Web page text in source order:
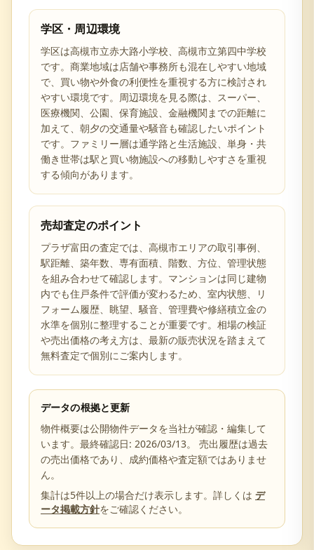
学区・周辺環境
学区は高槻市立赤大路小学校、高槻市立第四中学校
です。商業地域は店舗や事務所も混在しやすい地域
で、買い物や外食の利便性を重視する方に検討され
やすい環境です。周辺環境を見る際は、スーパー、
医療機関、公園、保育施設、金融機関までの距離に
加えて、朝夕の交通量や騒音も確認したいポイント
です。ファミリー層は通学路と生活施設、単身・共
働き世帯は駅と買い物施設への移動しやすさを重視
する傾向があります。
売却査定のポイント
プラザ富田の査定では、高槻市エリアの取引事例、
駅距離、築年数、専有面積、階数、方位、管理状態
を組み合わせて確認します。マンションは同じ建物
内でも住戸条件で評価が変わるため、室内状態、リ
フォーム履歴、眺望、騒音、管理費や修繕積立金の
水準を個別に整理することが重要です。相場の検証
や売出価格の考え方は、最新の販売状況を踏まえて
無料査定で個別にご案内します。
データの根拠と更新
物件概要は公開物件データを当社が確認・編集して
います。最終確認日: 2026/03/13。 売出履歴は過去
の売出価格であり、成約価格や査定額ではありませ
ん。
集計は5件以上の場合だけ表示します。詳しくは デ
ータ掲載方針をご確認ください。